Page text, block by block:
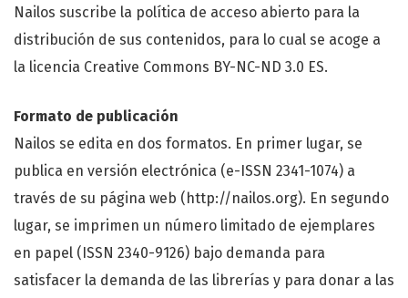
Nailos suscribe la política de acceso abierto para la
distribución de sus contenidos, para lo cual se acoge a
la licencia Creative Commons BY-NC-ND 3.0 ES.
Formato de publicación
Nailos se edita en dos formatos. En primer lugar, se
publica en versión electrónica (e-ISSN 2341-1074) a
través de su página web (http://nailos.org). En segundo
lugar, se imprimen un número limitado de ejemplares
en papel (ISSN 2340-9126) bajo demanda para
satisfacer la demanda de las librerías y para donar a las